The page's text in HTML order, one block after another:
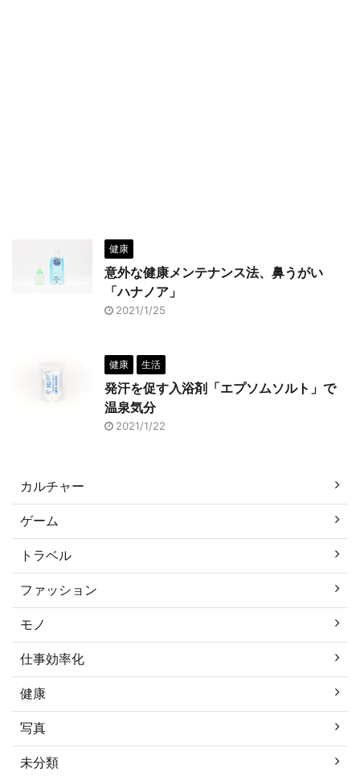
健康
意外な健康メンテナンス法、鼻うがい
「ハナノア」
2021/1/25
健康 生活
発汗を促す入浴剤「エプソムソルト」で
温泉気分
2021/1/22
カルチャー
ゲーム
トラベル
ファッション
モノ
仕事効率化
健康
写真
未分類